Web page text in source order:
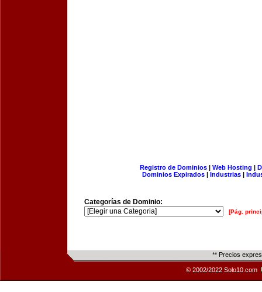
Registro de Dominios| Web Hosting |
Dominios Expirados | Industrias |
Categorías de Dominio:
[Pág.
** Precios
© 2002/2022 Solo10.com